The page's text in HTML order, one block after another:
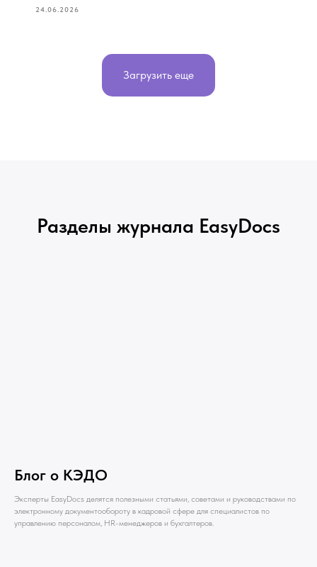
24.06.2026
Загрузить еще
Разделы журнала EasyDocs
Блог о КЭДО
Эксперты EasyDocs делятся полезными статьями, советами и руководствами по
электронному документообороту в кадровой сфере для специалистов по
управлению персоналом, HR-менеджеров и бухгалтеров.